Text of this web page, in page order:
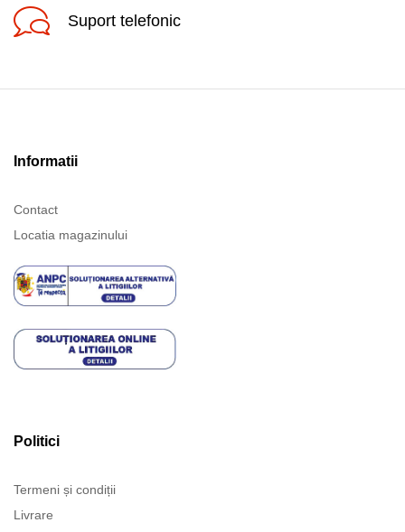
Suport telefonic
Informatii
Contact
Locatia magazinului
Politici
Termeni și condiții
Livrare